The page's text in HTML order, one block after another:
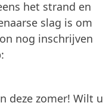
het strand en
slag is om
nog inschrijven
deze zomer! Wilt u